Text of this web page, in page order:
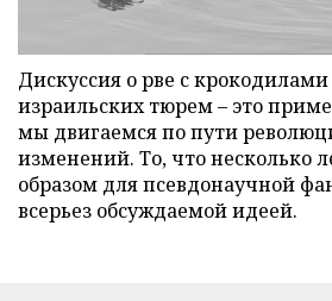
Дискуссия о рве с
израильских тюрем – это
мы двигаемся по пути
изменений. То, что несколько
образом для псевдонаучной
всерьез обсуждаемой идеей.